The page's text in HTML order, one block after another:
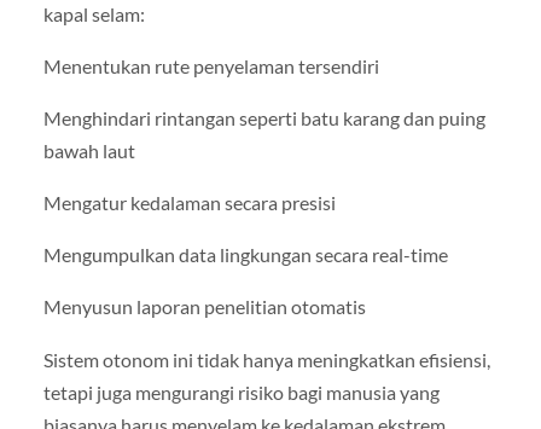
kapal selam:
Menentukan rute penyelaman tersendiri
Menghindari rintangan seperti batu karang dan puing
bawah laut
Mengatur kedalaman secara presisi
Mengumpulkan data lingkungan secara real-time
Menyusun laporan penelitian otomatis
Sistem otonom ini tidak hanya meningkatkan efisiensi,
tetapi juga mengurangi risiko bagi manusia yang
biasanya harus menyelam ke kedalaman ekstrem.